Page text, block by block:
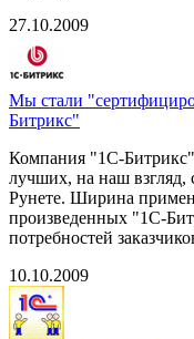
27.10.2009
Мы стали
Битрикс"
Компания "1С-Битрикс"
лучших, на наш взгляд,
Рунете. Ширина
произведенных "1С-
потребностей
10.10.2009